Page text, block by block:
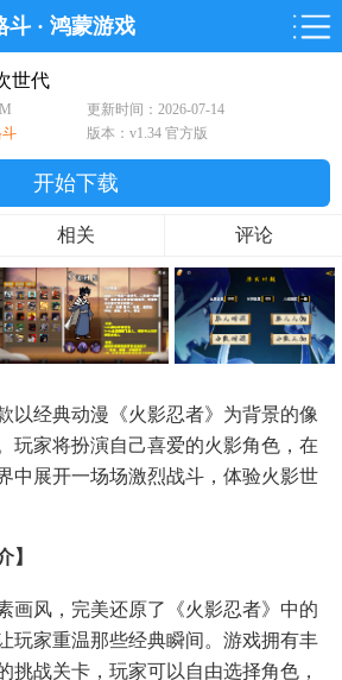
斗 · 鸿蒙游戏
软件
蒙
件
专题
世代
更新时间：2026-07-14
版本：v1.34 官方版
开始下载
相关 评论
以经典动漫《火影忍者》为背景的像
玩家将扮演自己喜爱的火影角色，在
中展开一场场激烈战斗，体验火影世
】
画风，完美还原了《火影忍者》中的
玩家重温那些经典瞬间。游戏拥有丰
挑战关卡，玩家可以自由选择角色，